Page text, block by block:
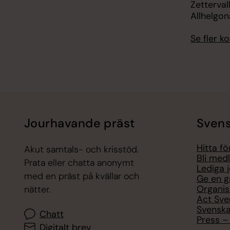
Se fler
Jourhavande präst
Akut samtals- och krisstöd.
Prata eller chatta anonymt
med en präst på kvällar och
nätter.
Chatt
Digitalt brev
Hitta
Bli
Lediga
Ge en
Act
Press